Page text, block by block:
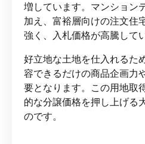
増しています。マンション
加え、富裕層向けの注文住
強く、入札価格が高騰して
好立地な土地を仕入れるた
容できるだけの商品企画力
要となります。この用地取
的な分譲価格を押し上げる
のです。